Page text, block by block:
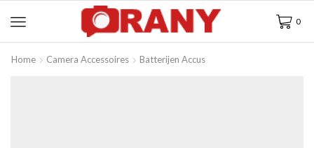
0
Home Camera Accessoires Batterijen Accus